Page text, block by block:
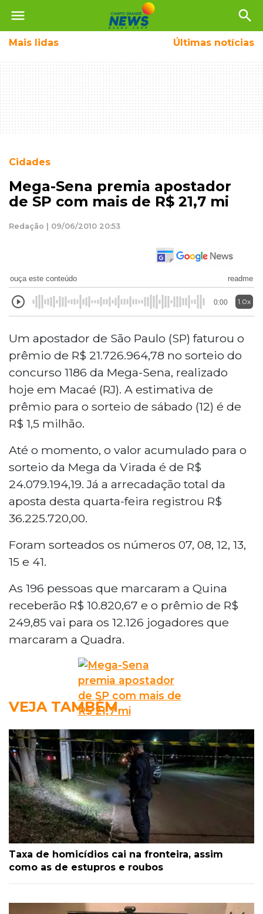
menu search
Mais lidas Últimas notícias
Cidades
Mega-Sena premia apostador
de SP com mais de R$ 21,7 mi
Redação | 09/06/2010 20:53
ouça este conteúdo readme
0:00 1.0x
Um apostador de São Paulo (SP) faturou o
prêmio de R$ 21.726.964,78 no sorteio do
concurso 1186 da Mega-Sena, realizado
hoje em Macaé (RJ). A estimativa de
prêmio para o sorteio de sábado (12) é de
R$ 1,5 milhão.
Até o momento, o valor acumulado para o
sorteio da Mega da Virada é de R$
24.079.194,19. Já a arrecadação total da
aposta desta quarta-feira registrou R$
36.225.720,00.
Foram sorteados os números 07, 08, 12, 13,
15 e 41.
As 196 pessoas que marcaram a Quina
receberão R$ 10.820,67 e o prêmio de R$
249,85 vai para os 12.126 jogadores que
marcaram a Quadra.
VEJA TAMBÉM
Taxa de homicídios cai na fronteira, assim
como as de estupros e roubos